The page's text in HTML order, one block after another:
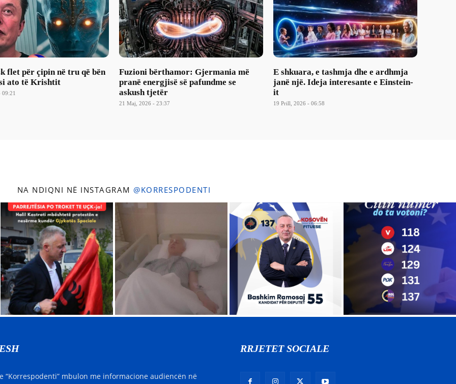
flet për çipin në tru që bën
ato të Krishtit
Fuzioni bërthamor: Gjermania më
pranë energjisë së pafundme se
askush tjetër
21 Maj, 2026 - 23:37
E shkuara, e tashmja dhe e ardhmja
janë një. Ideja interesante e Einstein-
it
19 Prill, 2026 - 06:58
NA NDIQNI NË INSTAGRAM @KORRESPODENTI
“Korrespodenti” mbulon me informacione audiencën në
RRJETET SOCIALE